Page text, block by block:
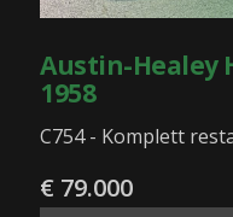
Austin-Healey
1958
C754 - Komplett
€ 79.000